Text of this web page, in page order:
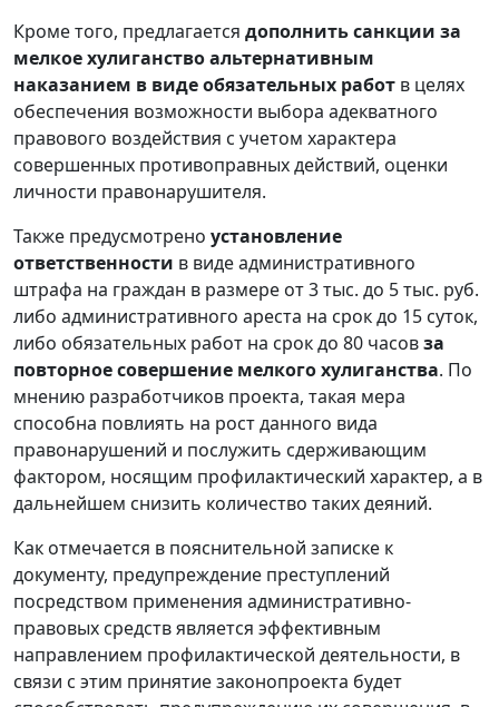
Кроме того, предлагается дополнить санкции за
мелкое хулиганство альтернативным
наказанием в видеобязательных работ в целях
обеспечения возможности выбора адекватного
правового воздействия с учетом характера
совершенных противоправных действий, оценки
личности правонарушителя.
Также предусмотрено установление
ответственности в виде административного
штрафа на граждан в размере от 3 тыс. до 5 тыс. руб.
либо административного ареста на срок до 15 суток,
либо обязательных работ на срок до 80 часовза
повторное совершение мелкого хулиганства. По
мнению разработчиков проекта, такая мера
способна повлиять на рост данного вида
правонарушений и послужить сдерживающим
фактором, носящим профилактический характер, а в
дальнейшем снизить количество таких деяний.
Как отмечается в пояснительной записке к
документу, предупреждение преступлений
посредством применения административно-
правовых средств является эффективным
направлением профилактической деятельности, в
связи с этим принятие законопроекта будет